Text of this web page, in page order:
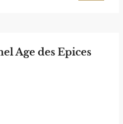
Age des Epices